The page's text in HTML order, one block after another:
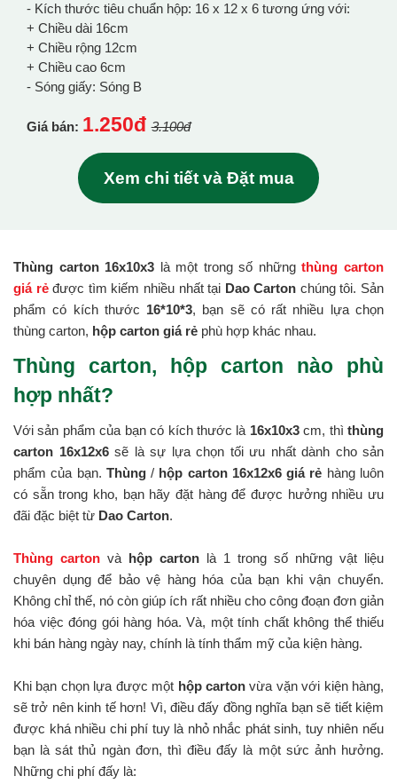
- Kích thước tiêu chuẩn hộp: 16 x 12 x 6 tương ứng với:
+ Chiều dài 16cm
+ Chiều rộng 12cm
+ Chiều cao 6cm
- Sóng giấy: Sóng B
Giá bán: 1.250đ 3.100đ
Xem chi tiết và Đặt mua
Thùng carton 16x10x3 là một trong số nhữngthùng carton
giá rẻđược tìm kiếm nhiều nhất tại Dao Carton chúng tôi. Sản
phẩm có kích thước 16*10*3, bạn sẽ có rất nhiều lựa chọn
thùng carton, hộp carton giá rẻ phù hợp khác nhau.
Thùng carton, hộp carton nào phù
hợp nhất?
Với sản phẩm của bạn có kích thước là 16x10x3cm, thìthùng
carton 16x12x6sẽ là sự lựa chọn tối ưu nhất dành cho sản
phẩm của bạn. Thùng/ hộp carton 16x12x6 giá rẻ hàng luôn
có sẵn trong kho, bạn hãy đặt hàng để được hưởng nhiều ưu
đãi đặc biệt từ Dao Carton.
Thùng carton và hộp carton là 1 trong số những vật liệu
chuyên dụng để bảo vệ hàng hóa của bạn khi vận chuyển.
Không chỉ thế, nó còn giúp ích rất nhiều cho công đoạn đơn giản
hóa việc đóng gói hàng hóa. Và, một tính chất không thể thiếu
khi bán hàng ngày nay, chính là tính thẩm mỹ của kiện hàng.
Khi bạn chọn lựa được một hộp cartonvừa vặn với kiện hàng,
sẽ trở nên kinh tế hơn! Vì, điều đấy đồng nghĩa bạn sẽ tiết kiệm
được khá nhiều chi phí tuy là nhỏ nhắc phát sinh, tuy nhiên nếu
bạn là sát thủ ngàn đơn, thì điều đấy là một sức ảnh hưởng.
Những chi phí đấy là: